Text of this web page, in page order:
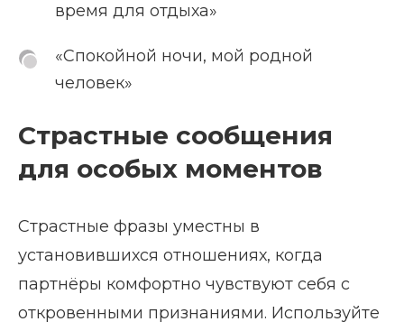
время для отдыха»
«Спокойной ночи, мой родной
человек»
Страстные сообщения
для особых моментов
Страстные фразы уместны в
установившихся отношениях, когда
партнёры комфортно чувствуют себя с
откровенными признаниями. Используйте